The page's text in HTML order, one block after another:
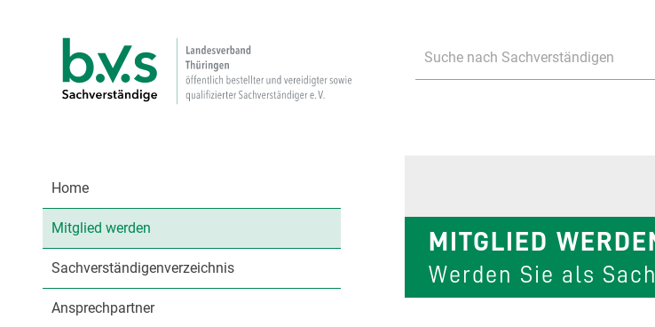
Suche nach Sachverständigen
Home
Mitglied werden
Sachverständigenverzeichnis
Ansprechpartner
MITGLIED
Werden Sie als